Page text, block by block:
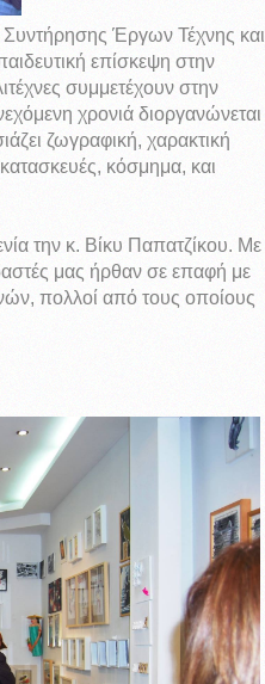
Συντήρησης Έργων Τέχνης και
επίσκεψη στην
συμμετέχουν στην
χρονιά διοργανώνεται
ζωγραφική, χαρακτική
κόσμημα, και
την κ. Βίκυ Παπατζίκου. Με
μας ήρθαν σε επαφή με
πολλοί από τους οποίους